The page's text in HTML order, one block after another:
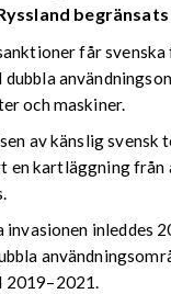
får
och maskiner.
av känslig svensk
en kartläggning
invasionen inleddes
2019–2021.